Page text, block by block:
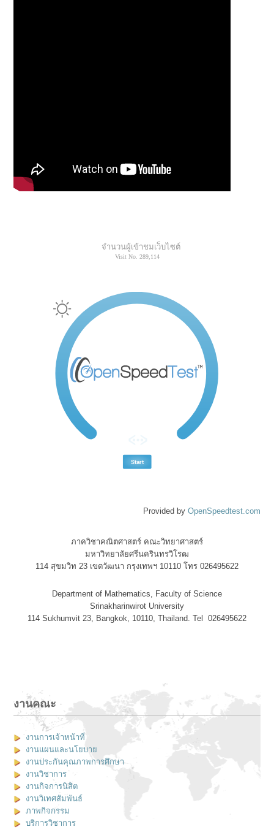
จำนวนผู้เข้าชมเว็บไซต์
Provided by OpenSpeedtest.com
ภาควิชาคณิตศาสตร์ คณะวิทยาศาสตร์
มหาวิทยาลัยศรีนครินทรวิโรฒ
114 สุขมวิท 23 เขตวัฒนา กรุงเทพฯ 10110 โทร 026495622
Department of Mathematics, Faculty of Science
Srinakharinwirot University
114 Sukhumvit 23, Bangkok, 10110, Thailand. Tel 026495622
งานคณะ
งานการเจ้าหน้าที่
งานแผนและนโยบาย
งานประกันคุณภาพการศึกษา
งานวิชาการ
งานกิจการนิสิต
งานวิเทศสัมพันธ์
ภาพกิจกรรม
บริการวิชาการ